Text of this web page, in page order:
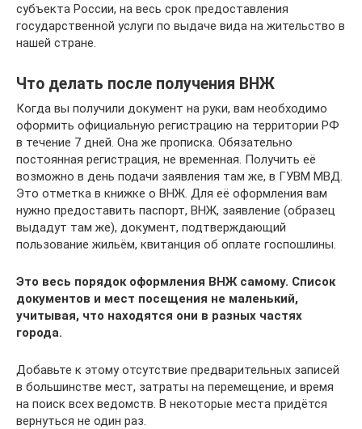
субъекта России, на весь срок предоставления
государственной услуги по выдаче вида на жительство в
нашей стране.
Что делать после получения ВНЖ
Когда вы получили документ на руки, вам необходимо
оформить официальную регистрацию на территории РФ
в течение 7 дней. Она же прописка. Обязательно
постоянная регистрация, не временная. Получить её
возможно в день подачи заявления там же, в ГУВМ МВД.
Это отметка в книжке о ВНЖ. Для её оформления вам
нужно предоставить паспорт, ВНЖ, заявление (образец
выдадут там же), документ, подтверждающий
пользование жильём, квитанция об оплате госпошлины.
Это весь порядок оформления ВНЖ самому. Список
документов и мест посещения не маленький,
учитывая, что находятся они в разных частях
города.
Добавьте к этому отсутствие предварительных записей
в большинстве мест, затраты на перемещение, и время
на поиск всех ведомств. В некоторые места придётся
вернуться не один раз.